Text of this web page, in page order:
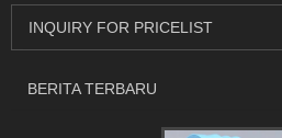
INQUIRY FOR PRICELIST
BERITA TERBARU